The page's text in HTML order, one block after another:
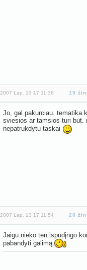
2007 Lap. 13 17:11:36 19
Jo, gal pakurciau. tematika
sviesios ar tamsios turi but.
nepatrukdytu taskai
2007 Lap. 13 17:11:54 20
Jaigu nieko ten ispudįngo
pabandyti galimą.